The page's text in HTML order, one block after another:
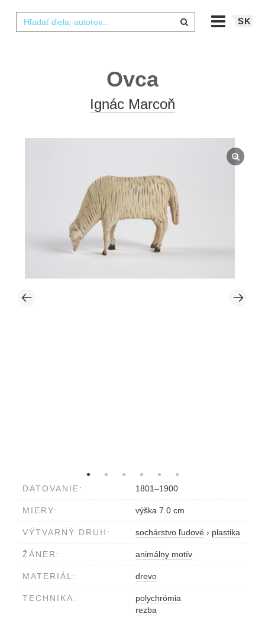
SK
Ovca
Ignác Marcoň
DATOVANIE: 1801–1900
MIERY: výška 7.0 cm
VÝTVARNÝ DRUH: sochárstvo ľudové › plastika
ŽÁNER: animálny motív
MATERIÁL: drevo
TECHNIKA:
polychrómia
rezba